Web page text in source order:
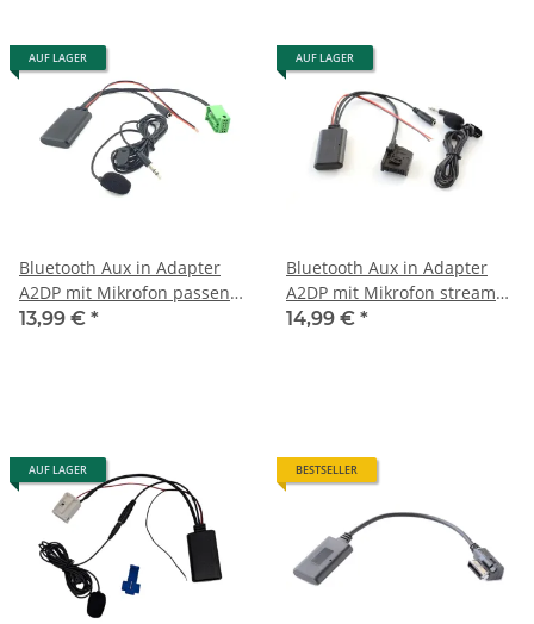
AUF LAGER
Bluetooth Aux in Adapter
A2DP mit Mikrofon passend
für MB comand NTG 2.5 clk
13,99 € *
AUF LAGER
Bluetooth Aux in Adapter
A2DP mit Mikrofon stream
passend für Mercedes
14,99 € *
AUF LAGER BESTSELLER